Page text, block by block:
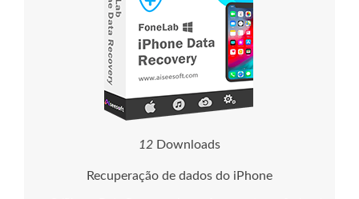
12 Downloads
Recuperação de dados do iPhone